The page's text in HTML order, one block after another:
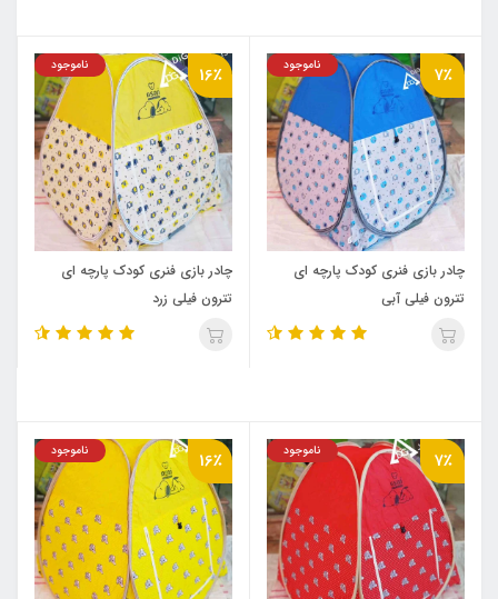
7٪ ناموجود
چادر بازی فنری کودک پارچه ای
تترون فیلی آبی
16٪ ناموجود
چادر بازی فنری کودک پارچه ای
تترون فیلی زرد
7٪ ناموجود 16٪ ناموجود